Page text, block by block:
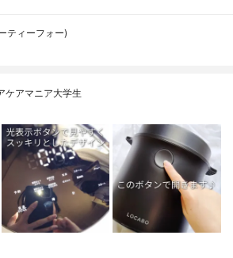
ティーフォー)
ケアマニア大学生